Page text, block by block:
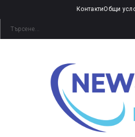
КонтактиОбщи